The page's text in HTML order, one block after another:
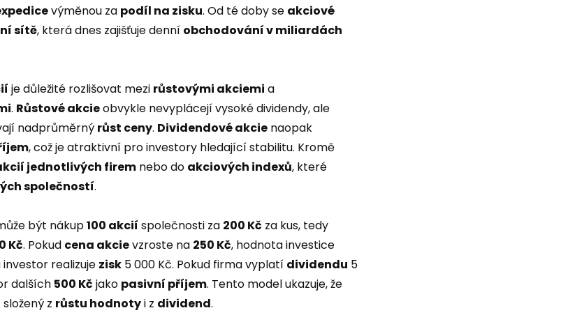
výměnou za podíl na zisku. Od té doby se akciové
sítě, která dnes zajišťuje denní obchodování v miliardách
je důležité rozlišovat mezi růstovými akciemi a
. Růstové akcieobvykle nevyplácejí vysoké dividendy, ale
nadprůměrný růst ceny. Dividendové akcie naopak
, což je atraktivní pro investory hledající stabilitu. Kromě
jednotlivých firem nebo do akciových indexů, které
společností.
být nákup100 akcií společnosti za 200 Kč za kus, tedy
Kč. Pokud cena akcievzroste na 250 Kč, hodnota investice
investor realizuje zisk 5 000 Kč. Pokud firma vyplatí dividendu 5
dalších 500 Kč jako pasivní příjem. Tento model ukazuje, že
z růstu hodnotyi z dividend.